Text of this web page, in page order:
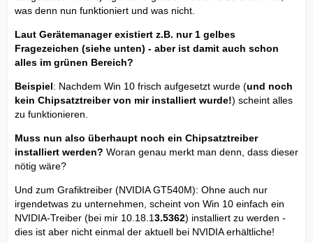
was denn nun funktioniert und was nicht.
Laut Gerätemanager existiert z.B. nur 1 gelbes
Fragezeichen (siehe unten) - aber ist damit auch schon
alles im grünen Bereich?
Beispiel: Nachdem Win 10 frisch aufgesetzt wurde (und noch
kein Chipsatztreiber von mir installiert wurde!) scheint alles
zu funktionieren.
Muss nun also überhaupt noch ein Chipsatztreiber
installiert werden? Woran genau merkt man denn, dass dieser
nötig wäre?
Und zum Grafiktreiber (NVIDIA GT540M): Ohne auch nur
irgendetwas zu unternehmen, scheint von Win 10 einfach ein
NVIDIA-Treiber (bei mir 10.18.13.5362) installiert zu werden -
dies ist aber nicht einmal der aktuell bei NVIDIA erhältliche!